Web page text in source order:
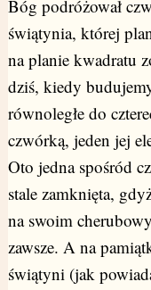
Bóg podróżował
świątynia, której
na planie kwadratu
dziś, kiedy
równoległe do
czwórką, jeden jej
Oto jedna spośród
stale zamknięta,
na swoim
zawsze. A na
świątyni (jak